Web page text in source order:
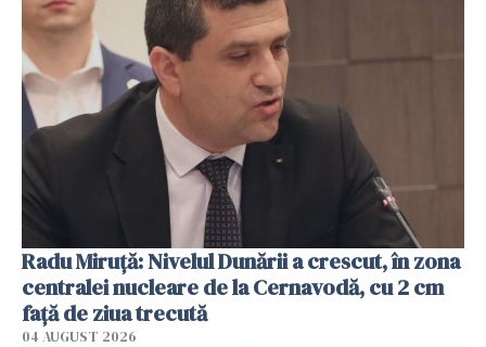
Radu Miruţă: Nivelul Dunării a crescut, în zona
centralei nucleare de la Cernavodă, cu 2 cm
faţă de ziua trecută
04 AUGUST 2026